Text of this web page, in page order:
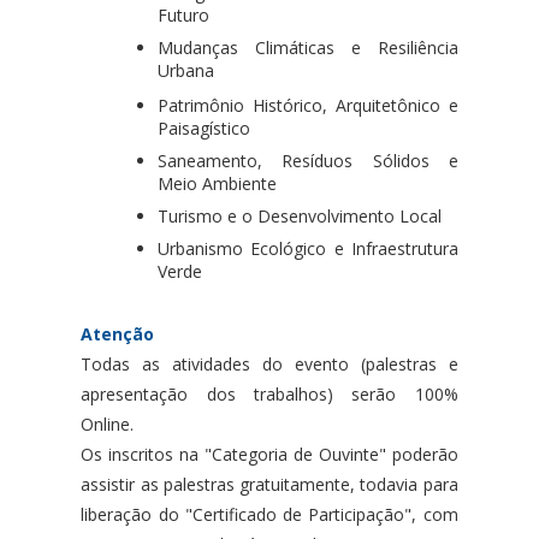
Futuro
Mudanças Climáticas e Resiliência
Urbana
Patrimônio Histórico, Arquitetônico e
Paisagístico
Saneamento, Resíduos Sólidos e
Meio Ambiente
Turismo e o Desenvolvimento Local
Urbanismo Ecológico e Infraestrutura
Verde
Atenção
Todas as atividades do evento (palestras e
apresentação dos trabalhos) serão 100%
Online.
Os inscritos na "Categoria de Ouvinte" poderão
assistir as palestras gratuitamente, todavia para
liberação do "Certificado de Participação", com